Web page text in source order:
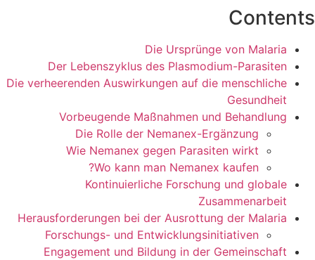
Contents
Die Ursprünge von Malaria
Der Lebenszyklus des Plasmodium-Parasiten
Die verheerenden Auswirkungen auf die menschliche
Gesundheit
Vorbeugende Maßnahmen und Behandlung
Die Rolle der Nemanex-Ergänzung
Wie Nemanex gegen Parasiten wirkt
Wo kann man Nemanex kaufen?
Kontinuierliche Forschung und globale
Zusammenarbeit
Herausforderungen bei der Ausrottung der Malaria
Forschungs- und Entwicklungsinitiativen
Engagement und Bildung in der Gemeinschaft